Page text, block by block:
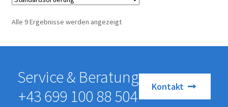
Alle 9 Ergebnisse werden angezeigt
Service & Beratung
+43 699 100 88 504
Kontakt